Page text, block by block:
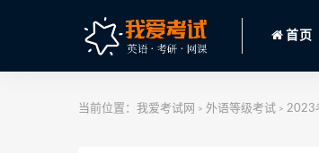
首页
当前位置： 我爱考试网 > 外语等级考试 > 2023